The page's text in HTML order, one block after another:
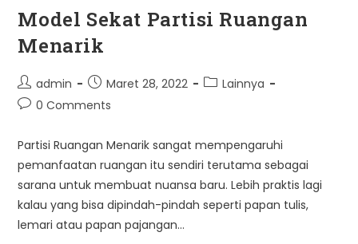
Model Sekat Partisi Ruangan
Menarik
Post
author:
admin
Post
published:
Maret 28, 2022
PostLainnya
Post0 Comments
Partisi Ruangan Menarik sangat mempengaruhi
pemanfaatan ruangan itu sendiri terutama sebagai
sarana untuk membuat nuansa baru. Lebih praktis lagi
kalau yang bisa dipindah-pindah seperti papan tulis,
lemari atau papan pajangan…